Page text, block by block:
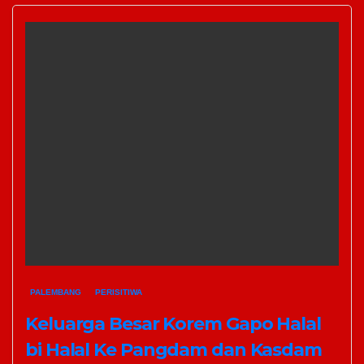
PALEMBANG PERISITIWA
Keluarga Besar Korem Gapo Halal
bi Halal Ke Pangdam dan Kasdam